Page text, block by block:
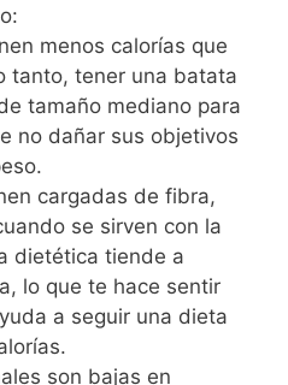
menos calorías que
tanto, tener una batata
tamaño mediano para
no dañar sus objetivos
cargadas de fibra,
se sirven con la
dietética tiende a
lo que te hace sentir
a seguir una dieta
son bajas en